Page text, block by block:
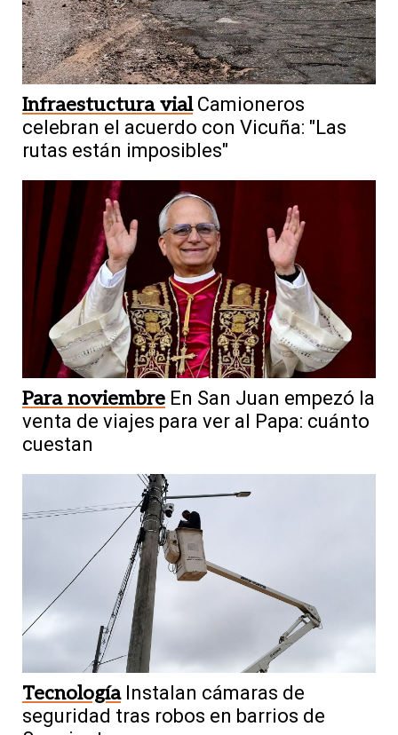
Infraestuctura vial Camioneros
celebran el acuerdo con Vicuña: "Las
rutas están imposibles"
Para noviembre En San Juan empezó la
venta de viajes para ver al Papa: cuánto
cuestan
Tecnología Instalan cámaras de
seguridad tras robos en barrios de